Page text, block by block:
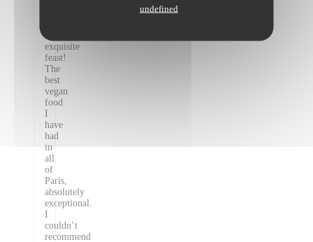
undefined
An
exquisite
feast!
The
best
vegan
food
I
have
had
in
all
of
Paris,
absolutely
exceptional.
I
couldn’t
recommend